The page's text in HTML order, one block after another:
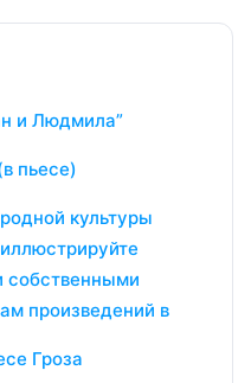
и Людмила”
пьесе)
культуры
собственными
произведений в
Гроза